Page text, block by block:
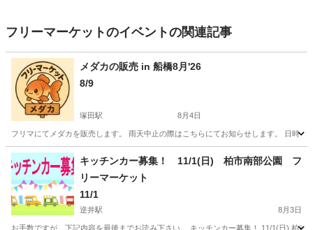
フリーマーケットのイベントの関連記事
メダカの販売 in 船橋8月'26
8/9
塚田駅 8月4日
フリマにてメダカを販売します。 雨天中止の際はこちらにてお知らせします。 日時
千葉 船橋市 塚田駅 フリーマーケット メダカ
キッチンカー募集！ 11/1(日) 柏市南部公園 フ
リーマーケット
11/1
逆井駅 8月3日
お手数ですが、下記内容を最後までお読み下さい。 キッチンカー募集！ 11/1(日) 柏